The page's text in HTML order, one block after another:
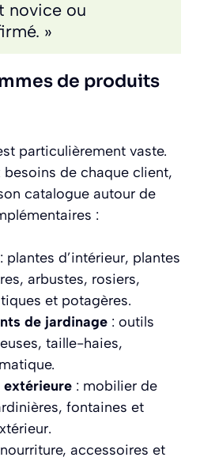
novice ou
»
de produits
particulièrement vaste.
de chaque client,
catalogue autour de
:
: plantes d’intérieur, plantes
arbustes, rosiers,
et potagères.
de jardinage : outils
taille-haies,
extérieure : mobilier de
fontaines et
accessoires et